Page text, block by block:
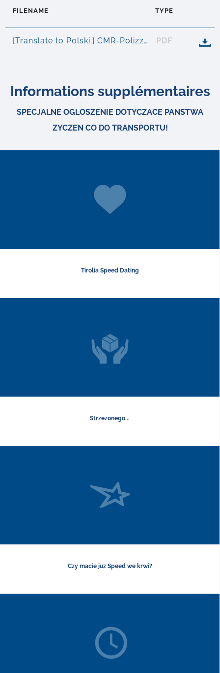
FILENAME TYPE
[Translate to Polski:] CMR-Polizze PDF 
Informations supplémentaires
SPECJALNE OGLOSZENIE DOTYCZACE PANSTWA
ZYCZEN CO DO TRANSPORTU!
Tirolia Speed Dating
Strzezonego...
Czy macie juz Speed we krwi?